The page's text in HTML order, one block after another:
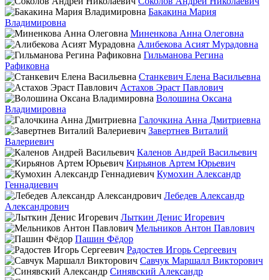
Бакакина Мария
Владимировна
Миненкова Анна Олеговна
Алибекова Асият Мурадовна
Гильманова Регина
Рафиковна
Станкевич Елена Васильевна
Астахов Эраст Павлович
Волошина Оксана
Владимировна
Галочкина Анна Дмитриевна
Завертнев Виталий
Валериевич
Каленов Андрей Васильевич
Кирьянов Артем Юрьевич
Кумохин Александр
Геннадиевич
Лебедев Александр
Александрович
Лыткин Денис Игоревич
Мельников Антон Павлович
Пашин Фёдор
Радостев Игорь Сергеевич
Савчук Маршалл Викторович
Синявский Александр